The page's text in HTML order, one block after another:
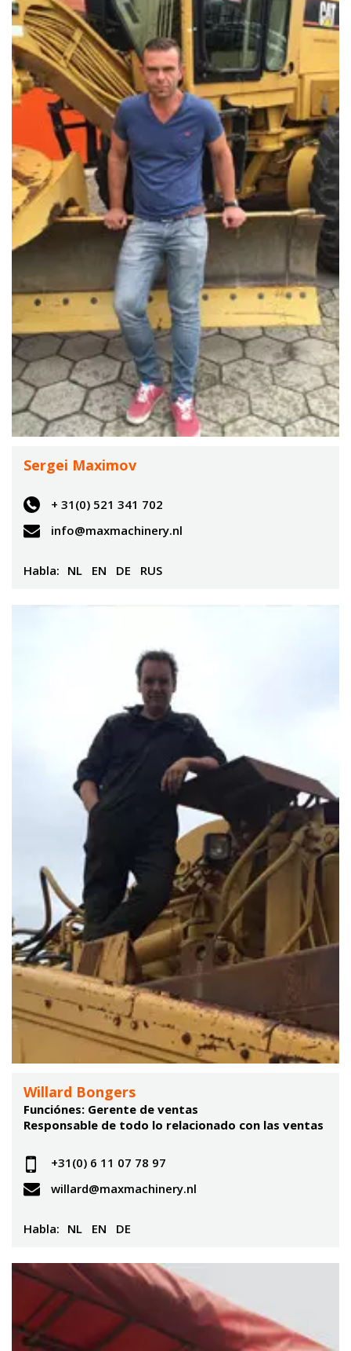
Sergei Maximov
+ 31(0) 521 341 702
info@maxmachinery.nl
Habla: NL EN DE RUS
Willard Bongers
Funciónes: Gerente de ventas
Responsable de todo lo relacionado con las ventas
+31(0) 6 11 07 78 97
willard@maxmachinery.nl
Habla: NL EN DE